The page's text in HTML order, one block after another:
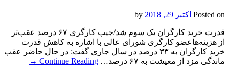
Posted on اکتبر 29, 2018
قدرت خرید کارگران یک سوم شد/جیب کارگری ۶۷ درصد عقب‌تر
از هزینه‌هاعضو کارگری شورای عالی با اشاره به کاهش قدرت
خرید کارگران به ۳۳ درصد در سال جاری گفت: در حال حاضر عقب
ماندگی مزد از معیشت به ۶۷ درصد…
Continue Reading
→